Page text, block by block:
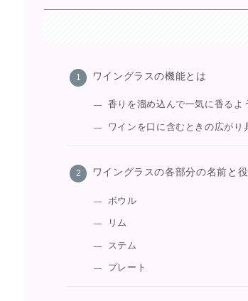
ワイングラスの機能とは
香りを溜め込んで一気に香るよ
ワインを口に含むときの広がり
ワイングラスの各部分の名前と
ボウル
リム
ステム
プレート